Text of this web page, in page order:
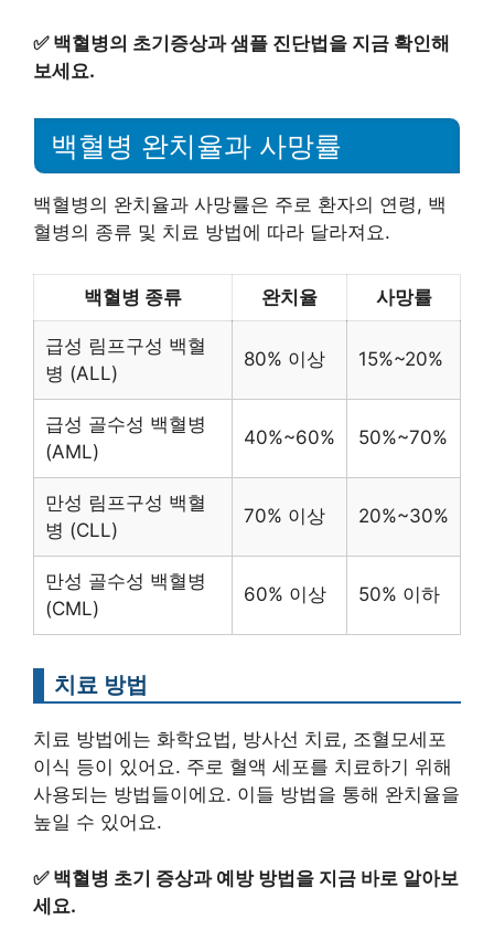
✅ 백혈병의 초기증상과 샘플 진단법을 지금 확인해
보세요.
백혈병 완치율과 사망률
백혈병의 완치율과 사망률은 주로 환자의 연령, 백
혈병의 종류 및 치료 방법에 따라 달라져요.
백혈병 종류 완치율 사망률
급성 림프구성 백혈
병 (ALL)
80% 이상 15%~20%
급성 골수성 백혈병
(AML)
40%~60% 50%~70%
만성 림프구성 백혈
병 (CLL)
70% 이상 20%~30%
만성 골수성 백혈병
(CML)
60% 이상 50% 이하
치료 방법
치료 방법에는 화학요법, 방사선 치료, 조혈모세포
이식 등이 있어요. 주로 혈액 세포를 치료하기 위해
사용되는 방법들이에요. 이들 방법을 통해 완치율을
높일 수 있어요.
✅ 백혈병 초기 증상과 예방 방법을 지금 바로 알아보
세요.